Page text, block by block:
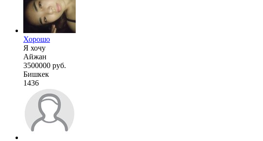
Хорошо
Я хочу
Айжан
3500000 руб.
Бишкек
1436